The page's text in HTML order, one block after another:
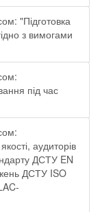
"Підготовка
з вимогами
під час
аудиторів
ДСТУ EN
ДСТУ ISO